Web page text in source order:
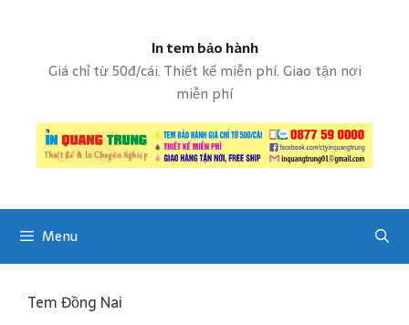
t
In tem bảo hành
Giá chỉ từ 50đ/cái. Thiết kế miễn phí. Giao tận nơi
miễn phí
Menu
Tem Đồng Nai